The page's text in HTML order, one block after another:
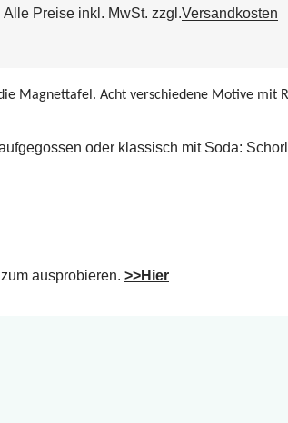
Alle Preise inkl. MwSt. zzgl.Versandkosten
Magnettafel. Acht verschiedene Motive mit
oder klassisch mit Soda:
ausprobieren. >>Hier